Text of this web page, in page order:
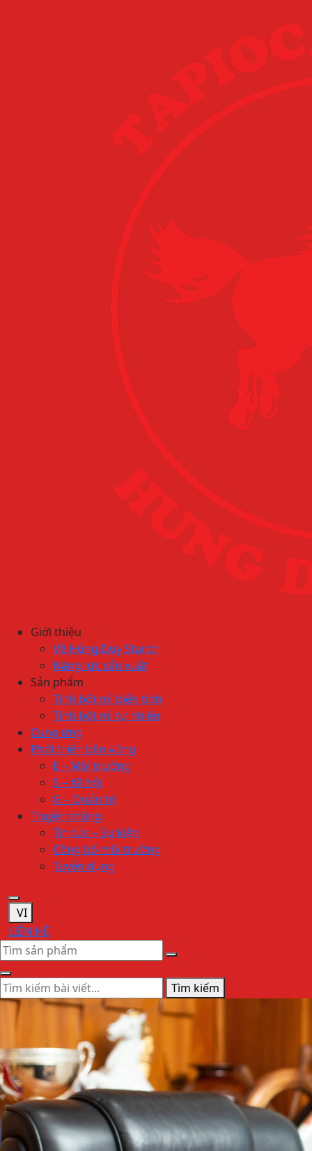
Giới thiệu
Về Hùng Duy Starch
Năng lực sản xuất
Sản phẩm
Tinh bột mì biến tính
Tinh bột mì tự nhiên
Cung ứng
Phát triển bền vững
E – Môi trường
S – Xã hội
G – Quản trị
Truyền thông
Tin tức – Sự kiện
Công bố môi trường
Tuyển dụng
VI
LIÊN HỆ
Tìm kiếm